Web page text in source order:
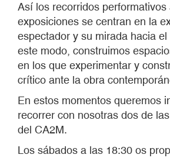
Así los recorridos performativos
exposiciones se centran en la
espectador y su mirada hacia
este modo, construimos
en los que experimentar y
crítico ante la obra
En estos momentos queremos
recorrer con nosotras dos de
del CA2M.
Los sábados a las 18:30 os